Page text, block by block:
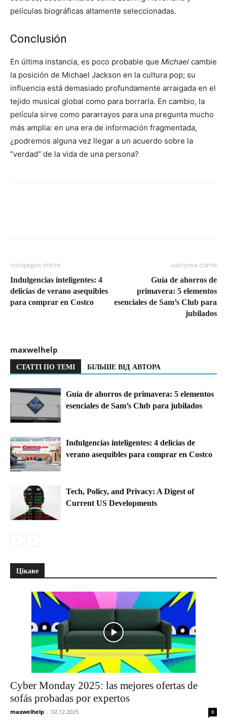
películas biográficas altamente seleccionadas.
Conclusión
En última instancia, es poco probable que Michael cambie
la posición de Michael Jackson en la cultura pop; su
influencia está demasiado profundamente arraigada en el
tejido musical global como para borrarla. En cambio, la
película sirve como pararrayos para una pregunta mucho
más amplia: en una era de información fragmentada,
¿podremos alguna vez llegar a un acuerdo sobre la
“verdad” de la vida de una persona?
попередня стаття
Indulgencias inteligentes: 4
delicias de verano asequibles
para comprar en Costco
наступна стаття
Guía de ahorros de
primavera: 5 elementos
esenciales de Sam’s Club para
jubilados
maxwelhelp
СТАТТІ ПО ТЕМІ БІЛЬШЕ ВІД АВТОРА
Guía de ahorros de primavera: 5 elementos
esenciales de Sam’s Club para jubilados
Indulgencias inteligentes: 4 delicias de
verano asequibles para comprar en Costco
Tech, Policy, and Privacy: A Digest of
Current US Developments
Цікаве
Cyber Monday 2025: las mejores ofertas de
sofás probadas por expertos
maxwelhelp - 02.12.2025 0